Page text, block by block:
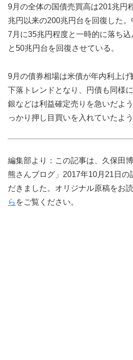
9月の全体の国債売買高は201兆円
兆円以来の200兆円台を回復した
7月に35兆円程度と一時的に落ち込
と50兆円台を回復させている。
9月の債券相場は米債が年内利上げ
下落トレンドとなり、円債も同様
銀などは利益確定売りを急いだよ
っかり押し目買いを入れていたよう
編集部より：この記事は、久保田
熊さんブログ」2017年10月21日の
だきました。オリジナル原稿をお
ら をご覧ください。